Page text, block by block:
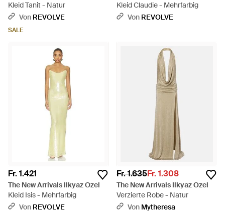
Kleid Tanit - Natur
Von REVOLVE
SALE
Kleid Claudie - Mehrfarbig
Von REVOLVE
Fr. 1.421
The New Arrivals Ilkyaz Ozel
Kleid Isis - Mehrfarbig
Von REVOLVE
Fr. 1.635Fr. 1.308
The New Arrivals Ilkyaz Ozel
Verzierte Robe - Natur
Von Mytheresa